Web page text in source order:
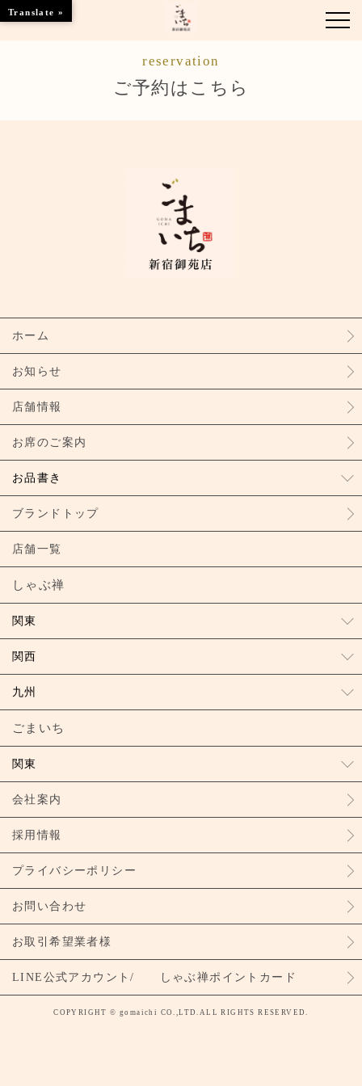
ブランドトップ
店舗情報
reservation
ご予約はこちら
ホーム
お知らせ
店舗情報
お席のご案内
お品書き
ブランドトップ
店舗一覧
しゃぶ禅
関東
関西
九州
ごまいち
関東
会社案内
採用情報
プライバシーポリシー
お問い合わせ
お取引希望業者様
LINE公式アカウント/ しゃぶ禅ポイントカード
COPYRIGHT © gomaichi CO.,LTD.ALL RIGHTS RESERVED.
Translate »